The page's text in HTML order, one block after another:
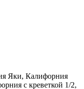
Яки, Калифорния
с креветкой 1/2,